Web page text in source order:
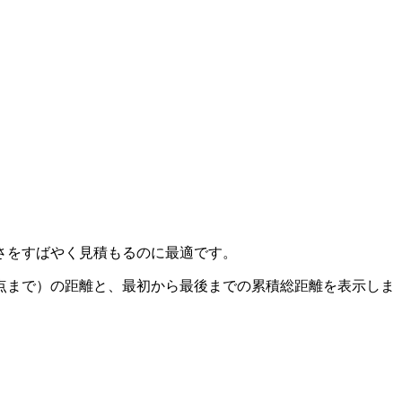
すばやく見積もるのに最適です。
で）の距離と、最初から最後までの累積総距離を表示しま